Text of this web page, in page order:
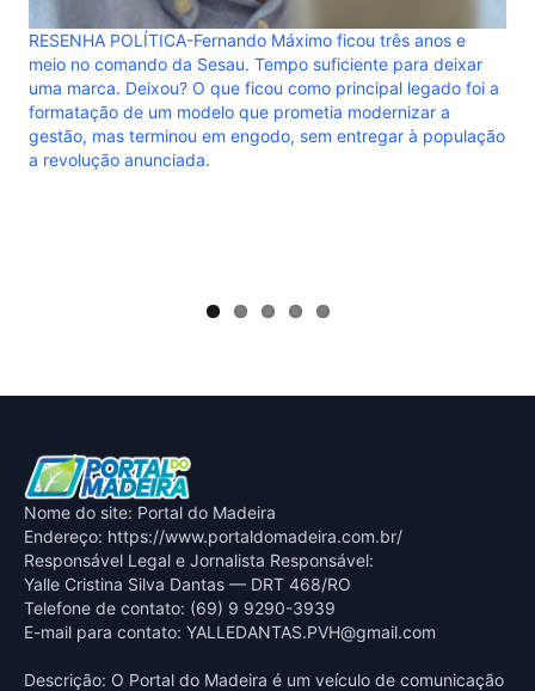
Nome do site: Portal do Madeira
Endereço: https://www.portaldomadeira.com.br/
Responsável Legal e Jornalista Responsável:
Yalle Cristina Silva Dantas — DRT 468/RO
Telefone de contato: (69) 9 9290-3939
E-mail para contato: YALLEDANTAS.PVH@gmail.com
Descrição: O Portal do Madeira é um veículo de comunicação